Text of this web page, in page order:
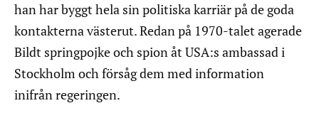
han har byggt hela sin politiska karriär på de goda
kontakterna västerut. Redan på 1970-talet agerade
Bildt springpojke och spion åt USA:s ambassad i
Stockholm och försåg dem med information
inifrån regeringen.